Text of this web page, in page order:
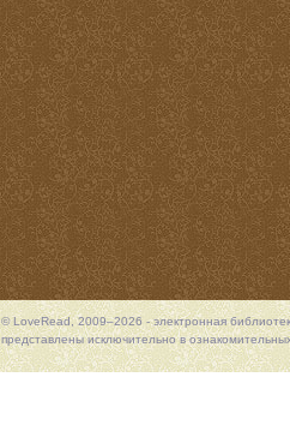
© LoveRead, 2009–2026 - электронная
представлены исключительно в